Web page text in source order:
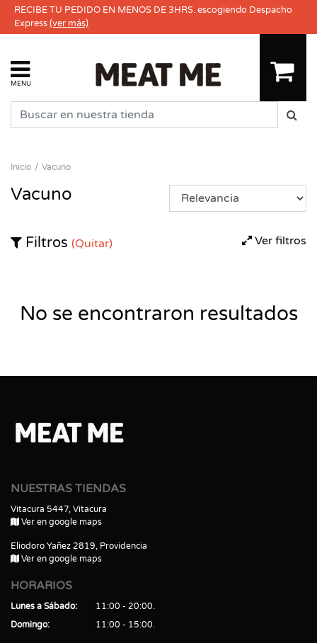
RECIBE TU PEDIDO EN MENOS DE 3HRS. escogiendo Despacho
Express(ver más)
MENU
Inicio Vacuno
Vacuno
Ver filtros
Filtros (Quitar)
No se encontraron resultados
NUESTRAS TIENDAS
Vitacura 5447, Vitacura
Ver en google maps
Eliodoro Yañez 2819, Providencia
Ver en google maps
HORARIOS
Lunes a Sábado
11:00 - 20:00
Domingo
11:00 - 15:00